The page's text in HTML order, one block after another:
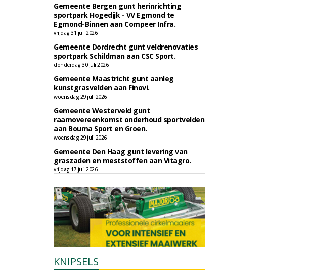
Gemeente Bergen gunt herinrichting
sportpark Hogedijk - VV Egmond te
Egmond-Binnen aan Compeer Infra.
vrijdag 31 juli 2026
Gemeente Dordrecht gunt veldrenovaties
sportpark Schildman aan CSC Sport.
donderdag 30 juli 2026
Gemeente Maastricht gunt aanleg
kunstgrasvelden aan Finovi.
woensdag 29 juli 2026
Gemeente Westerveld gunt
raamovereenkomst onderhoud sportvelden
aan Bouma Sport en Groen.
woensdag 29 juli 2026
Gemeente Den Haag gunt levering van
graszaden en meststoffen aan Vitagro.
vrijdag 17 juli 2026
KNIPSELS